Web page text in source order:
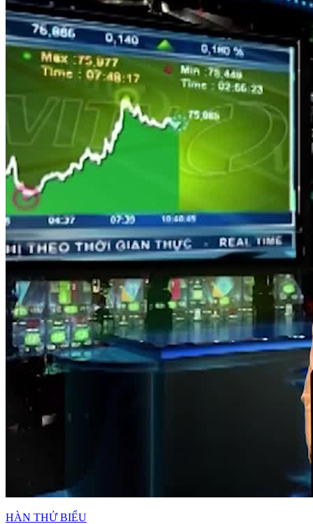
HÀN THỬ BIỂU